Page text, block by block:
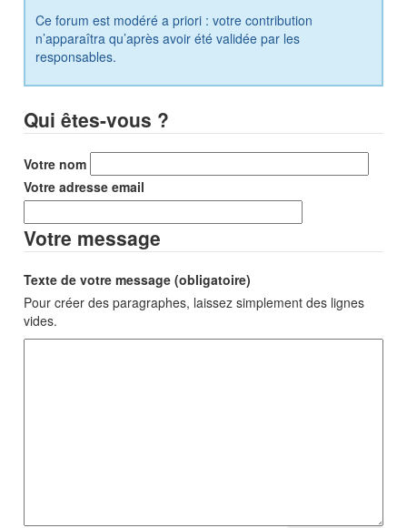
Ce forum est modéré a priori : votre contribution
n’apparaîtra qu’après avoir été validée par les
responsables.
Qui êtes-vous ?
Votre nom
Votre adresse email
Votre message
Texte de votre message (obligatoire)
Pour créer des paragraphes, laissez simplement des lignes
vides.